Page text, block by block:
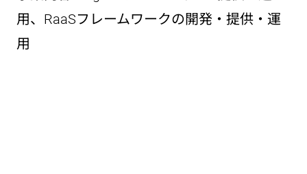
用、RaaSフレームワークの開発・提供・運
用